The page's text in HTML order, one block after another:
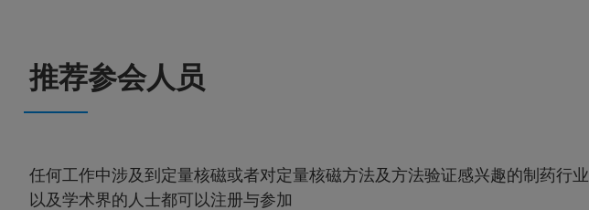
推荐参会人员
任何工作中涉及到定量核磁或者对定量核磁方法及方法验证感兴趣的制药行业
以及学术界的人士都可以注册与参加